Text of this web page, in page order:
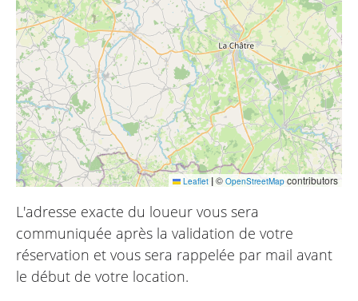
Leaflet |© OpenStreetMap contributors
L'adresse exacte du loueur vous sera
communiquée après la validation de votre
réservation et vous sera rappelée par mail avant
le début de votre location.